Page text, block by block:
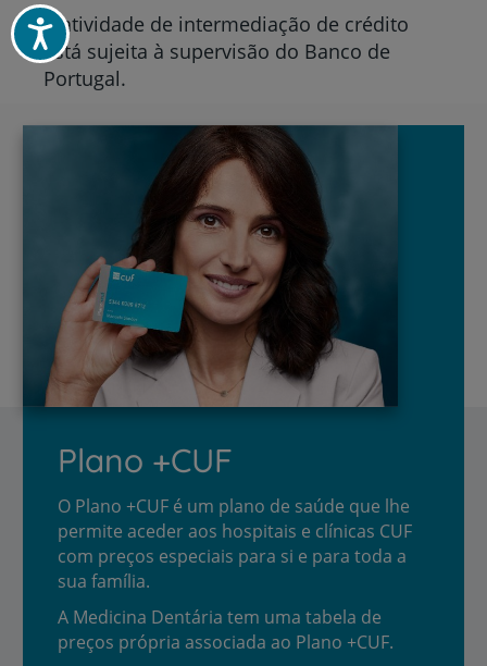
Acessibilidade
A atividade de intermediação de crédito
está sujeita à supervisão do Banco de
Portugal.
Plano +CUF
O Plano +CUF é um plano de saúde que lhe
permite aceder aos hospitais e clínicas CUF
com preços especiais para si e para toda a
sua família.
A Medicina Dentária tem uma tabela de
preços própria associada ao Plano +CUF.